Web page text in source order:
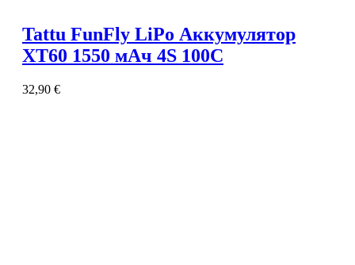
Tattu FunFly LiPo Аккумулятор
XT60 1550 мАч 4S 100C
32,90 €